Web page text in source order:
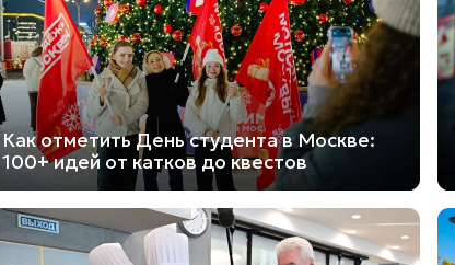
Как отметить День студента в Москве:
100+ идей от катков до квестов